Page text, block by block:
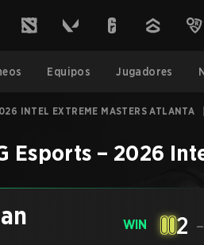
Equipos Jugadores
INTEL EXTREME MASTERS ATLANTA
Esports – 2026
WIN 2 -